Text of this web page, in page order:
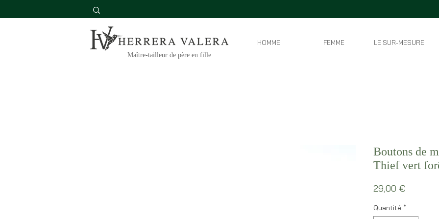
Maître-tailleur de père en fille
HOMME FEMME LE SUR-MESURE
Boutons de
Thief vert
29,00 €
Quantité *